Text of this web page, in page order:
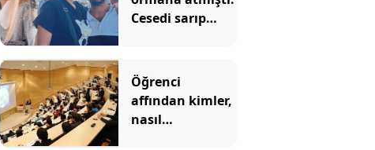
Cesedi sarıp
etmiş
Öğrenci
affından kimler,
nasıl